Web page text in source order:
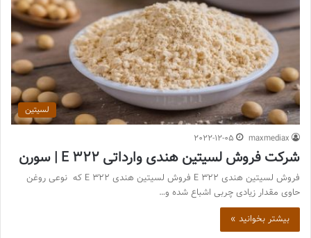
لسیتین
maxmediax
2022-12-05
شرکت فروش لسیتین هندی وارداتی E 322 | سورن
فروش لسیتین هندی E 322 فروش لسیتین هندی E 322 که نوعی روغن
حاوی مقدار زیادی چربی اشباع شده و…
بیشتر بخوانید »